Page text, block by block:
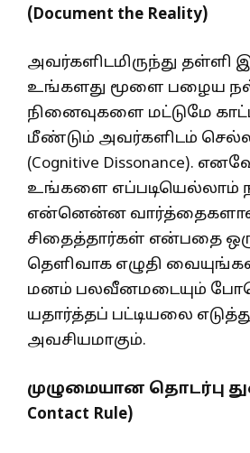
(Document the Reality)
அவர்களிடமிருந்து தள்ளி
உங்களது மூளை பழைய
நினைவுகளை மட்டுமே
மீண்டும் அவர்களிடம்
(Cognitive Dissonance).
உங்களை எப்படியெல்லாம்
என்னென்ன
சிதைத்தார்கள் என்பதை ஒரு
தெளிவாக எழுதி
மனம் பலவீனமடையும்
யதார்த்தப் பட்டியலை
அவசியமாகும்.
முழுமையான தொடர்பு
Contact Rule)